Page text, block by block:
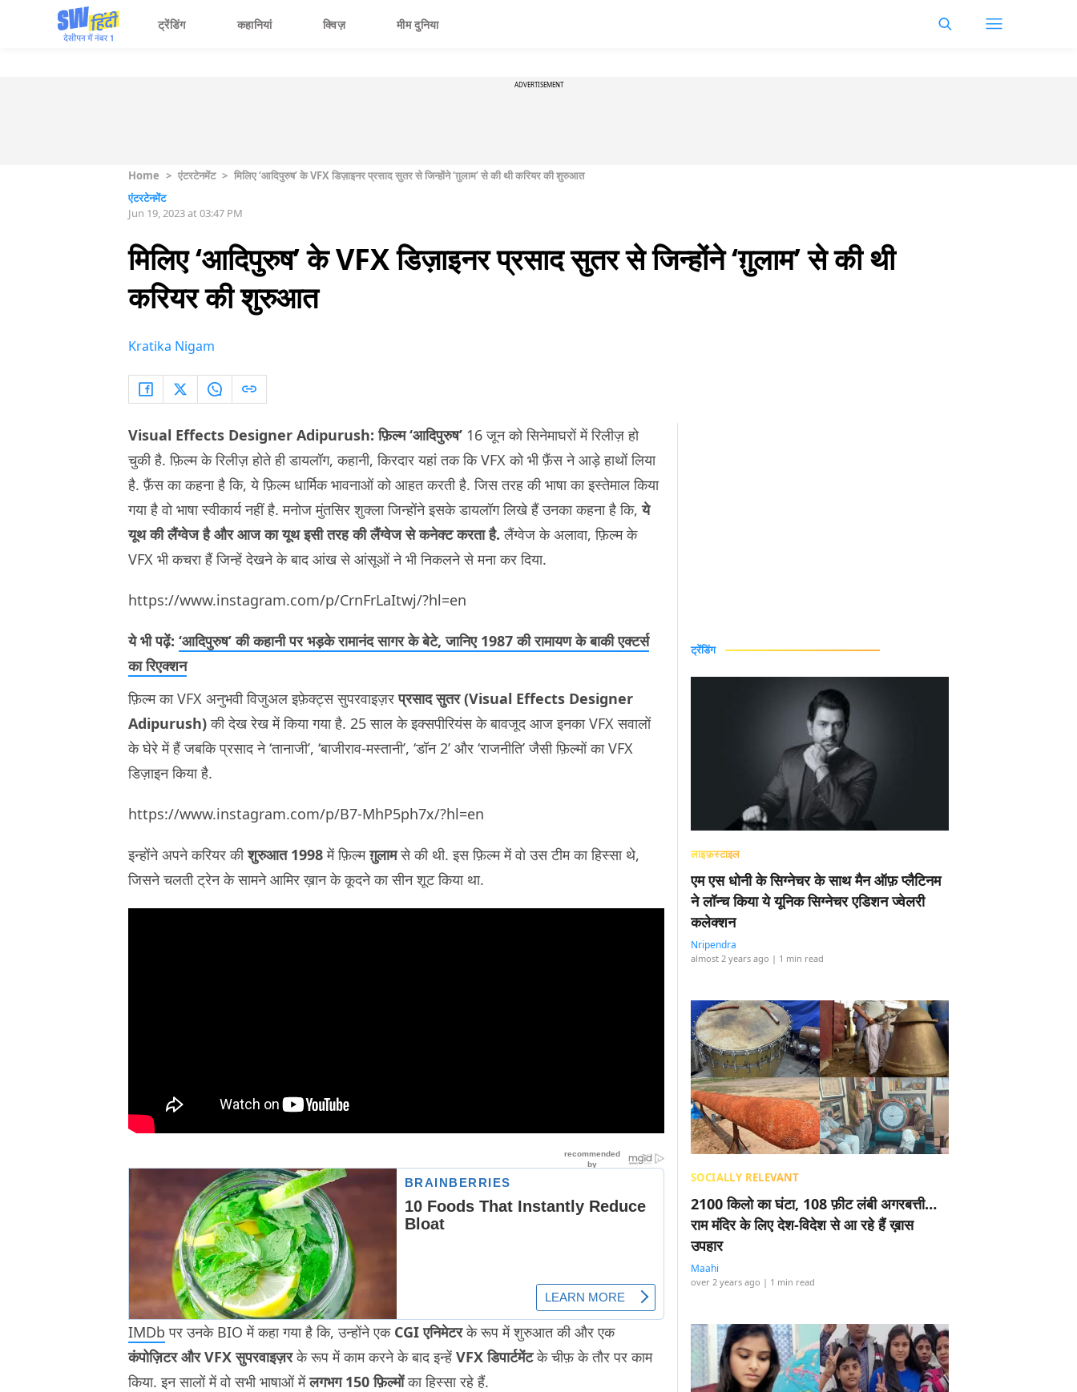
ट्रेंडिंग कहानियां क्विज़ मीम दुनिया
ADVERTISEMENT
Home > एंटरटेनमेंट > मिलिए ‘आदिपुरुष’ के VFX डिज़ाइनर प्रसाद सुतर से जिन्होंने ‘ग़ुलाम’ से की थी करियर की शुरुआत
एंटरटेनमेंट
Jun 19, 2023 at 03:47 PM
मिलिए ‘आदिपुरुष’ के VFX डिज़ाइनर प्रसाद सुतर से जिन्होंने ‘ग़ुलाम’ से की थी
करियर की शुरुआत
Kratika Nigam
Visual Effects Designer Adipurush: फ़िल्म ‘आदिपुरुष’ 16 जून को सिनेमाघरों में रिलीज़ हो
चुकी है. फ़िल्म के रिलीज़ होते ही डायलॉग, कहानी, किरदार यहां तक कि VFX को भी फ़ैंस ने आड़े हाथों लिया
है. फ़ैंस का कहना है कि, ये फ़िल्म धार्मिक भावनाओं को आहत करती है. जिस तरह की भाषा का इस्तेमाल किया
गया है वो भाषा स्वीकार्य नहीं है. मनोज मुंतसिर शुक्ला जिन्होंने इसके डायलॉग लिखे हैं उनका कहना है कि,ये
यूथ की लैंग्वेज है और आज का यूथ इसी तरह की लैंग्वेज से कनेक्ट करता है.लैंग्वेज के अलावा, फ़िल्म के
VFX भी कचरा हैं जिन्हें देखने के बाद आंख से आंसूओं ने भी निकलने से मना कर दिया.
https://www.instagram.com/p/CrnFrLaItwj/?hl=en
ये भी पढ़ें: ‘आदिपुरुष’ की कहानी पर भड़के रामानंद सागर के बेटे, जानिए 1987 की रामायण के बाकी एक्टर्स
का रिएक्शन
फ़िल्म का VFX अनुभवी विजुअल इफ़ेक्ट्स सुपरवाइज़रप्रसाद सुतर (Visual Effects Designer
Adipurush)की देख रेख में किया गया है. 25 साल के इक्सपीरियंस के बावजूद आज इनका VFX सवालों
के घेरे में हैं जबकि प्रसाद ने ‘तानाजी’, ‘बाजीराव-मस्तानी’, ‘डॉन 2’ और ‘राजनीति’ जैसी फ़िल्मों का VFX
डिज़ाइन किया है.
https://www.instagram.com/p/B7-MhP5ph7x/?hl=en
इन्होंने अपने करियर कीशुरुआत 1998में फ़िल्मग़ुलामसे की थी. इस फ़िल्म में वो उस टीम का हिस्सा थे,
जिसने चलती ट्रेन के सामने आमिर ख़ान के कूदने का सीन शूट किया था.
IMDb पर उनके BIO में कहा गया है कि, उन्होंने एक CGI एनिमेटरके रूप में शुरुआत की और एक
कंपोज़िटर और VFX सुपरवाइज़रके रूप में काम करने के बाद इन्हें VFX डिपार्टमेंटके चीफ़ के तौर पर काम
किया. इन सालों में वो सभी भाषाओं मेंलगभग 150 फ़िल्मोंका हिस्सा रहे हैं.
ट्रेंडिंग
लाइफ़स्टाइल
एम एस धोनी के सिग्नेचर के साथ मैन ऑफ़ प्लैटिनम
ने लॉन्च किया ये यूनिक सिग्नेचर एडिशन ज्वेलरी
कलेक्शन
Nripendra
almost 2 years ago | 1 min read
SOCIALLY RELEVANT
2100 किलो का घंटा, 108 फ़ीट लंबी अगरबत्ती…
राम मंदिर के लिए देश-विदेश से आ रहे हैं ख़ास
उपहार
Maahi
over 2 years ago | 1 min read